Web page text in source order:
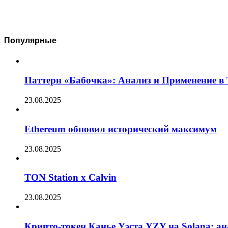
Популярные
Паттерн «Бабочка»: Анализ и Применение в
23.08.2025
Ethereum обновил исторический максимум
23.08.2025
TON Station x Calvin
23.08.2025